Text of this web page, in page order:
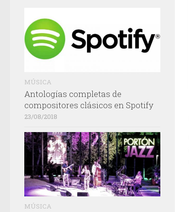
MÚSICA
Antologías completas de
compositores clásicos en Spotify
23/08/2018
MÚSICA